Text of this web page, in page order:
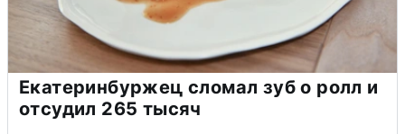
Екатеринбуржец сломал зуб о ролл и
отсудил 265 тысяч